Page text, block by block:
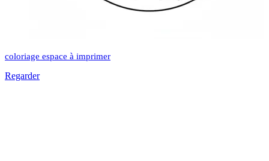
coloriage espace à imprimer
Regarder